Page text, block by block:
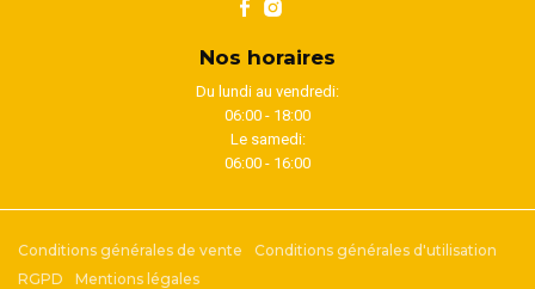
Nos horaires
Du lundi au vendredi:
06:00 - 18:00
Le samedi:
06:00 - 16:00
Conditions générales de vente
Conditions générales d'utilisation
RGPD
Mentions légales